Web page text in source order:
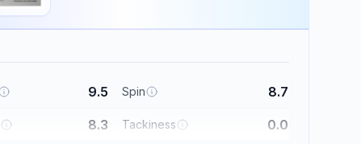
9.5 Spin 8.7
8.3 Tackiness 0.0